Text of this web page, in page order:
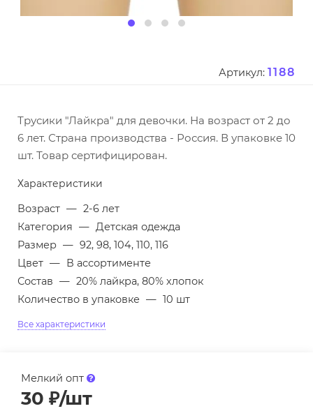
Артикул: 1188
Трусики "Лайкра" для девочки. На возраст от 2 до
6 лет. Страна производства - Россия. В упаковке 10
шт. Товар сертифицирован.
Характеристики
Возраст — 2-6 лет
Категория — Детская одежда
Размер — 92, 98, 104, 110, 116
Цвет — В ассортименте
Состав — 20% лайкра, 80% хлопок
Количество в упаковке — 10 шт
Все характеристики
Мелкий опт
30 ₽/шт